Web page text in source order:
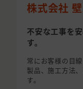
株式会社
不安な工事を
す。
常にお客様の目
製品、施工方法
す。